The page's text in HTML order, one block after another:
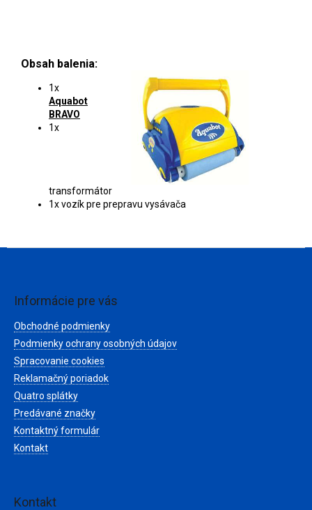
Obsah balenia:
1x
Aquabot
BRAVO
1x
transformátor
1x vozík pre prepravu vysávača
Informácie pre vás
Obchodné podmienky
Podmienky ochrany osobných údajov
Spracovanie cookies
Reklamačný poriadok
Quatro splátky
Predávané značky
Kontaktný formulár
Kontakt
Kontakt